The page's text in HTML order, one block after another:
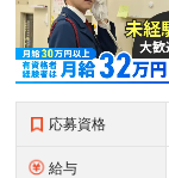
応募資格
給与